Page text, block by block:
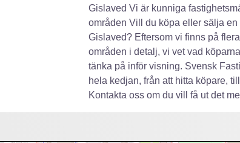
Gislaved Vi är kunniga
områden Vill du köpa eller sälja
Gislaved? Eftersom vi finns på
områden i detalj, vi vet vad
tänka på inför visning. Svensk
hela kedjan, från att hitta köpare,
Kontakta oss om du vill få ut det